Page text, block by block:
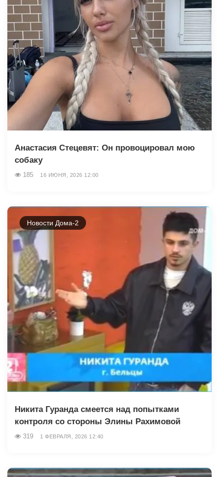
Анастасия Стецевят: Он провоцировал мою
собаку
185 16 ИЮНЯ, 2026 12:00
Новости Дома-2
Никита Гуранда смеется над попытками
контроля со стороны Элины Рахимовой
319 1 ФЕВРАЛЯ, 2026 12:40